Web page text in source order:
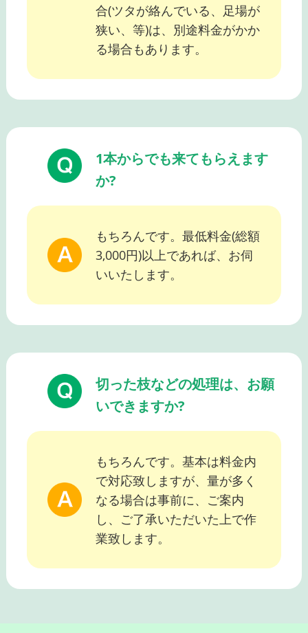
合(ツタが絡んでいる、足場が
狭い、等)は、別途料金がかか
る場合もあります。
1本からでも来てもらえます
か?
もちろんです。最低料金(総額
3,000円)以上であれば、お伺
いいたします。
切った枝などの処理は、お願
いできますか?
もちろんです。基本は料金内
で対応致しますが、量が多く
なる場合は事前に、ご案内
し、ご了承いただいた上で作
業致します。